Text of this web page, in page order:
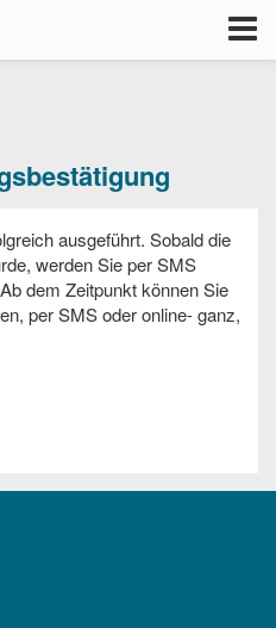
ausgeführt. Sobald die
werden Sie per SMS
dem Zeitpunkt können Sie
per SMS oder online- ganz,